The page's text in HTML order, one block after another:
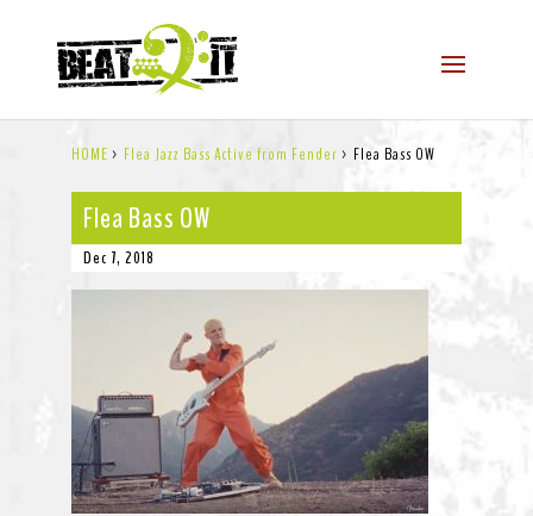
HOME > Flea Jazz Bass Active from Fender > Flea Bass OW
Flea Bass OW
Dec 7, 2018